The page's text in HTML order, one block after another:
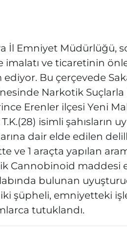
İl Emniyet Müdürlüğü,
imalatı ve ticaretinin
Bu çerçevede
Narkotik
Erenler ilçesi Yeni
T.K.(28) isimli şahısların
dair elde edilen
ve 1 araçta yapılan
Cannobinoid maddesi
bulunan
iki şüpheli, emniyetteki
tutuklandı.